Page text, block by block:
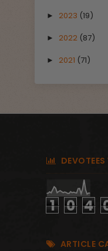
► 2023 (19)
► 2022 (87)
► 2021 (71)
1 0 4
ARTICLE